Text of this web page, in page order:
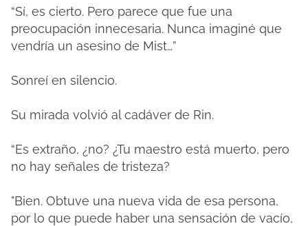
“Sí, es cierto. Pero parece que fue una
preocupación innecesaria. Nunca imaginé que
vendría un asesino de Mist…”
Sonreí en silencio.
Su mirada volvió al cadáver de Rin.
“Es extraño, ¿no? ¿Tu maestro está muerto, pero
no hay señales de tristeza?
"Bien. Obtuve una nueva vida de esa persona,
por lo que puede haber una sensación de vacío,